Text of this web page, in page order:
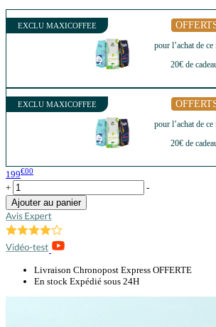
EXCLU MAXICOFFEE
pour l’achat de
20€ de
EXCLU MAXICOFFEE
pour l’achat de
20€ de
199€00
+
-
Ajouter au panier
Livraison Chronopost Express OFFERTE
En stock Expédié sous 24H